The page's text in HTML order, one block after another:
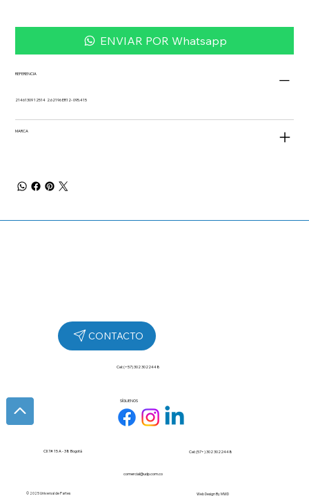
ENVIAR POR Whatsapp
REFERENCIA
21461309 12514 2.62196 ER12- 095.415
MARCA
SÍGUENOS
Cel: (+57) 302 3022448
Cll 7# 15 A - 38 Bogotá Cel: (57+) 302 3022448
© 2025 Universal de Partes Web Design ByMWD
comercial@udp.com.co